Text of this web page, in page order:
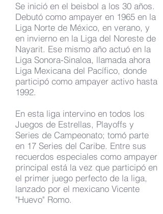
Se inició en el beisbol a los 30 años.
Debutó como ampayer en 1965 en la
Liga Norte de México, en verano, y
en invierno en la Liga del Noreste de
Nayarit. Ese mismo año actuó en la
Liga Sonora-Sinaloa, llamada ahora
Liga Mexicana del Pacífico, donde
participó como ampayer activo hasta
1992.
En esta liga intervino en todos los
Juegos de Estrellas, Playoffs y
Series de Campeonato; tomó parte
en 17 Series del Caribe. Entre sus
recuerdos especiales como ampayer
principal está la vez que participó en
el primer juego perfecto de la liga,
lanzado por el mexicano Vicente
"Huevo" Romo.